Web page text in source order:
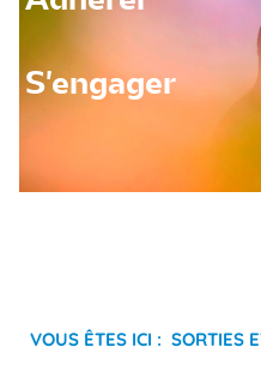
S'engager
Vous êtes ici : Sorties